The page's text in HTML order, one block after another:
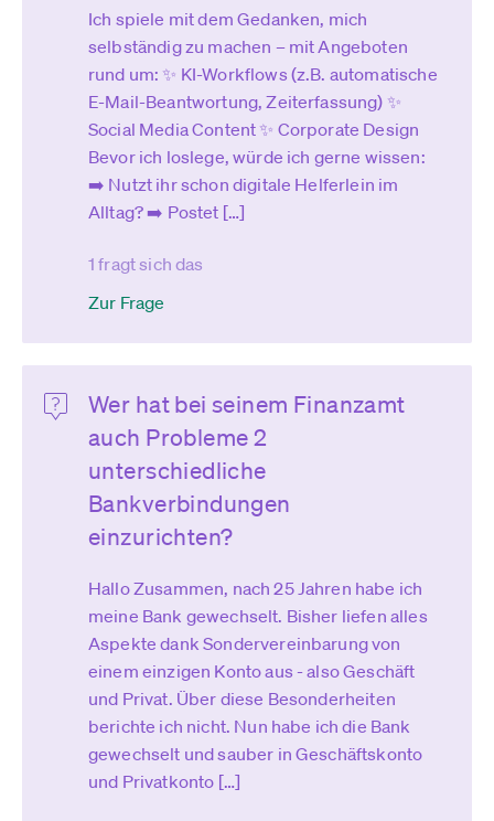
Ich spiele mit dem Gedanken, mich
selbständig zu machen – mit Angeboten
rund um: ✨ KI-Workflows (z.B. automatische
E-Mail-Beantwortung, Zeiterfassung) ✨
Social Media Content ✨ Corporate Design
Bevor ich loslege, würde ich gerne wissen:
➡️ Nutzt ihr schon digitale Helferlein im
Alltag? ➡️ Postet […]
1 fragt sich das
Zur Frage
Wer hat bei seinem Finanzamt
auch Probleme 2
unterschiedliche
Bankverbindungen
einzurichten?
Hallo Zusammen, nach 25 Jahren habe ich
meine Bank gewechselt. Bisher liefen alles
Aspekte dank Sondervereinbarung von
einem einzigen Konto aus - also Geschäft
und Privat. Über diese Besonderheiten
berichte ich nicht. Nun habe ich die Bank
gewechselt und sauber in Geschäftskonto
und Privatkonto […]